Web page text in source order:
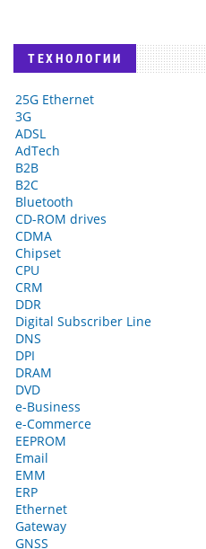
ТЕХНОЛОГИИ
25G Ethernet
3G
ADSL
AdTech
B2B
B2C
Bluetooth
CD-ROM drives
CDMA
Chipset
CPU
CRM
DDR
Digital Subscriber Line
DNS
DPI
DRAM
DVD
e-Business
e-Commerce
EEPROM
Email
EMM
ERP
Ethernet
Gateway
GNSS